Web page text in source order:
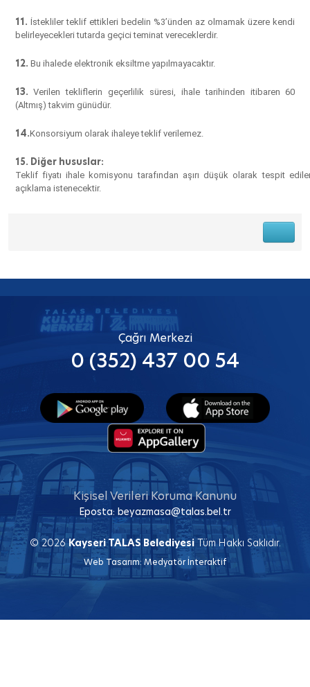
11. İstekliler teklif ettikleri bedelin %3’ünden az olmamak üzere kendi
belirleyecekleri tutarda geçici teminat vereceklerdir.
12. Bu ihalede elektronik eksiltme yapılmayacaktır.
13. Verilen tekliflerin geçerlilik süresi, ihale tarihinden itibaren60
(Altmış) takvim günüdür.
14.Konsorsiyum olarak ihaleye teklif verilemez.
15. Diğer hususlar:
Teklif fiyatı ihale komisyonu tarafından aşırı düşük olarak tespit
açıklama istenecektir.
Çağrı Merkezi
0 (352) 437 00 54
Kişisel Verileri Koruma Kanunu
Eposta: beyazmasa@talas.bel.tr
© 2026Kayseri TALAS BelediyesiTüm Hakkı Saklıdır.
Web Tasarım:Medyatör İnteraktif